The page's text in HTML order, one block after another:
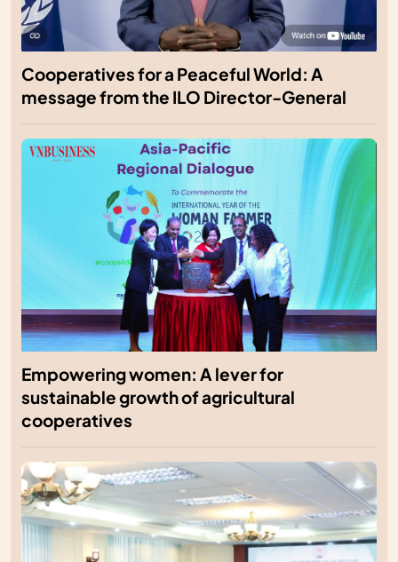
Cooperatives for a Peaceful World: A
message from the ILO Director-General
Empowering women: A lever for
sustainable growth of agricultural
cooperatives